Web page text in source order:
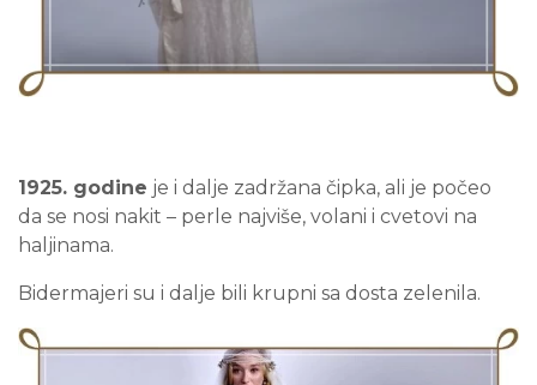
1925. godine je i dalje zadržana čipka, ali je počeo
da se nosi nakit – perle najviše, volani i cvetovi na
haljinama.
Bidermajeri su i dalje bili krupni sa dosta zelenila.